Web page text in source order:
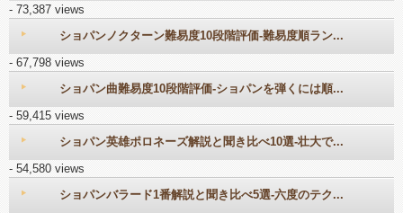
- 73,387 views
ショパンノクターン難易度10段階評価-難易度順ラン...
- 67,798 views
ショパン曲難易度10段階評価-ショパンを弾くには順...
- 59,415 views
ショパン英雄ポロネーズ解説と聞き比べ10選-壮大で...
- 54,580 views
ショパンバラード1番解説と聞き比べ5選-六度のテク...